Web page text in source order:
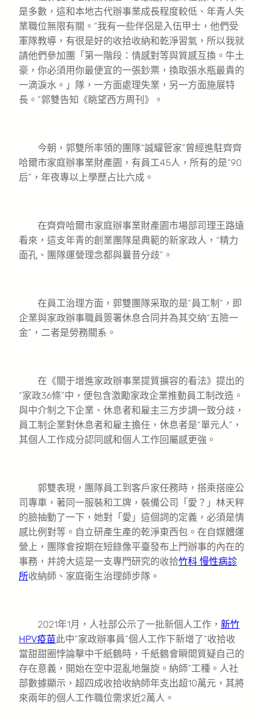
是多數，這和本地古代辦事業成長程度較低、年青人失
業職位無限有關。“我有一些伴侶是入伍甲士，他們受
軍隊教導，有很是好的收拾收納和乾淨習氣，所以我就
請他們參加團「第一階段：情感對等與質感互換。牛土
豪，你必須用你最便宜的一張鈔票，換取張水瓶最貴的
一滴淚水。」隊，一方面處理失業，另一方面施展特
長。”郭雙告知《眺望西方周刊》。
今朝，郭雙所率領的團隊“誠耀管家”曾經進駐齊齊
哈爾市家庭辦事業財產園，有員工45人，所有的是“90
后”，年夜專以上學歷占比六成。
在齊齊哈爾市家庭辦事業財產園市場部司理王路遠
看來，這支年青的創業團隊是典範的新家政人，“精力
面孔、團隊運營理念都與曩昔分歧”。
在員工治理方面，郭雙團隊采取的是“員工制”，即
企業與家政辦事職員簽署休息合同并為其交納“五險一
金”，二者是勞務關系。
在《關于增進家政辦事業提質擴容的看法》提出的
“家政36條”中，便包含激勵家政企業推動員工制改造。
與中介制之下企業、休息者和雇主三方步調一致分歧，
員工制企業對休息者和雇主擔任，休息者是“單元人”，
其個人工作成分認同感和個人工作回屬感更強。
郭雙表現，團隊員工到客戶家任務時，搭乘搭座公
司專車，著同一服裝和工牌，裝備公司「愛？」林天秤
的臉抽動了一下，她對「愛」這個詞的定義，必須是情
感比例對等。自立研產生產的乾淨東西包。在自媒體運
營上，團隊會按期在短錄像平臺發布上門辦事的內在的
事務，并誇大這是一支專門研究的收拾竹科 慢性病診
所收納師、家庭衛生治理師步隊。
2021年1月，人社部公示了一批新個人工作， 新竹
HPV疫苗此中“家政辦事員”個人工作下新增了“收拾收
當甜甜圈悖論擊中千紙鶴時，千紙鶴會瞬間質疑自己的
存在意義，開始在空中混亂地盤旋。納師”工種。人社
部數據顯示，超四成收拾收納師年支出超10萬元，其將
來兩年的個人工作職位需求近2萬人。